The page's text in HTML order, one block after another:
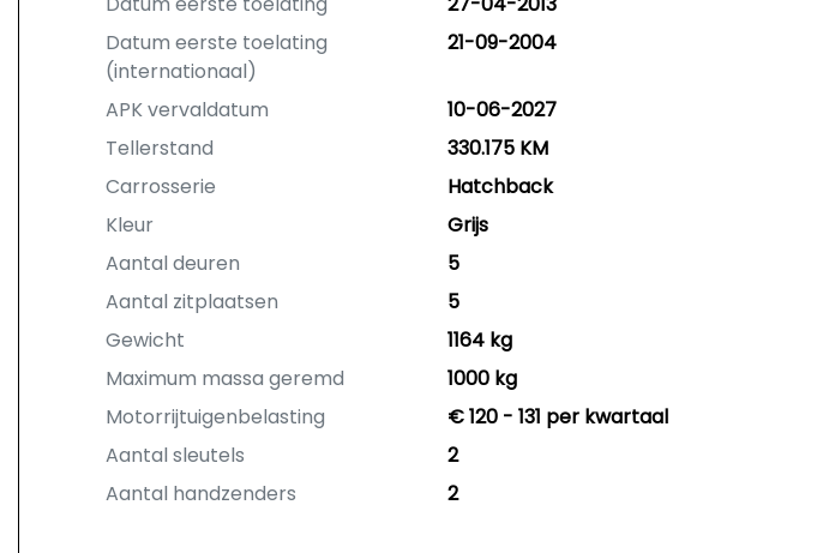
Datum eerste toelating
(internationaal)
21-09-2004
APK vervaldatum
10-06-2027
Tellerstand
330.175 KM
Carrosserie
Hatchback
Kleur
Grijs
Aantal deuren
5
Aantal zitplaatsen
5
Gewicht
1164 kg
Maximum massa geremd
1000 kg
Motorrijtuigenbelasting
€ 120 - 131 per kwartaal
Aantal sleutels
2
Aantal handzenders
2